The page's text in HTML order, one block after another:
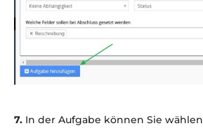
7. In der Aufgabe können Sie wählen